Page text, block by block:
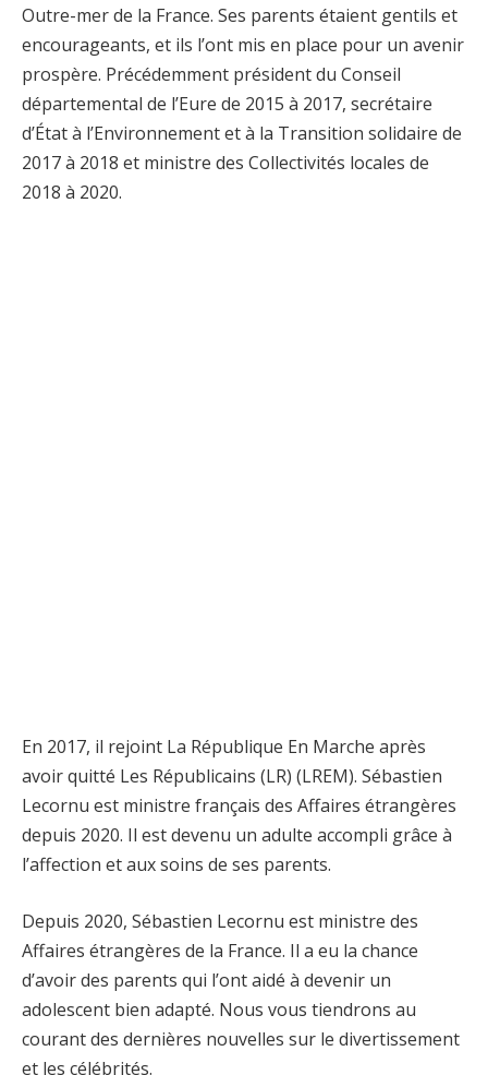
Outre-mer de la France. Ses parents étaient gentils et
encourageants, et ils l’ont mis en place pour un avenir
prospère. Précédemment président du Conseil
départemental de l’Eure de 2015 à 2017, secrétaire
d’État à l’Environnement et à la Transition solidaire de
2017 à 2018 et ministre des Collectivités locales de
2018 à 2020.
En 2017, il rejoint La République En Marche après
avoir quitté Les Républicains (LR) (LREM). Sébastien
Lecornu est ministre français des Affaires étrangères
depuis 2020. Il est devenu un adulte accompli grâce à
l’affection et aux soins de ses parents.
Depuis 2020, Sébastien Lecornu est ministre des
Affaires étrangères de la France. Il a eu la chance
d’avoir des parents qui l’ont aidé à devenir un
adolescent bien adapté. Nous vous tiendrons au
courant des dernières nouvelles sur le divertissement
et les célébrités.